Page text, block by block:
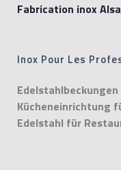
Fabrication inox
Inox Pour Les
Edelstahlbeckungen
Kücheneinrichtung
Edelstahl für